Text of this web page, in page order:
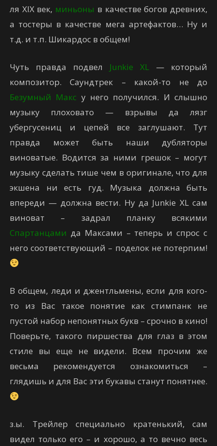
ля XIX век, миньоны в качестве богов древних,
а тостеры в качестве мега артефактов… Ну и
т.д. и т.п. Шикардос в общем!
Чуть правда подвел Junkie XL — который
композитор. Саундтрек – какой-то не до
Безумный Макс у него получился. И слышно
музыку плоховато — взрывы да лязг
убергусениц и цепей все заглушают. Тут
правда может быть наши дубляторы
виноватые. Водится за ними грешок – могут
музыку сделать тише чем в оригинале, что для
экшена ни есть гуд. Музыка должна быть
впереди — должна вести. Ну да Junkie XL сам
виноват – задрал планку всякими
Спартанцами да Максами – теперь и спрос с
него соответствующий – поделок не потерпим!
В общем, леди и джентльмены, если для кого-
то из Вас такое понятие как стимпанк не
пустой набор непонятных букв – срочно в кино!
Поверьте, такого пиршества для глаз в этом
стиле вы еще не видели. Всем прочим же
весьма рекомендуется ознакомиться –
глядишь и для Вас эти букавы станут понятнее.
з.ы. Трейлер специально кратенький, сам
видел только его – и хорошо, а то вечно весь